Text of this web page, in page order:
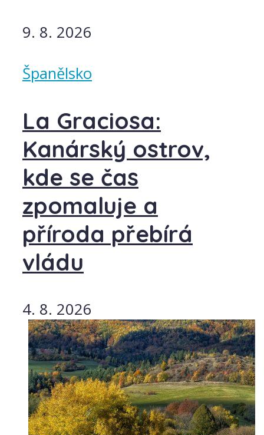
9. 8. 2026
Španělsko
La Graciosa:
Kanárský ostrov,
kde se čas
zpomaluje a
příroda přebírá
vládu
4. 8. 2026